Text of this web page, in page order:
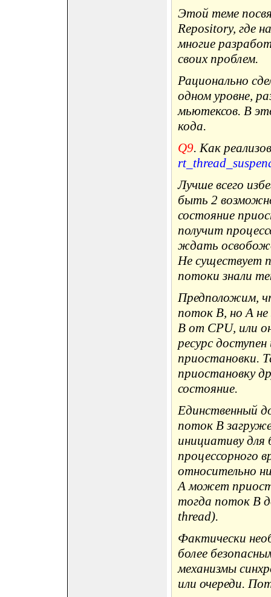
Этой теме
Repository, где
многие
своих проблем.
Рационально
одном уровне,
мьютексов. В
кода.
Q9. Как
Лучше всего
быть 2
состояние
получит
ждать
Не существует
потоки знали
Предположим,
поток B, но A
B от CPU, или
ресурc
приостановки.
приостановку
состояние.
Единственный
поток B
инициативу для
процессорного
относительно
A может
тогда поток B
thread).
Фактически
более
механизмы
или очереди.